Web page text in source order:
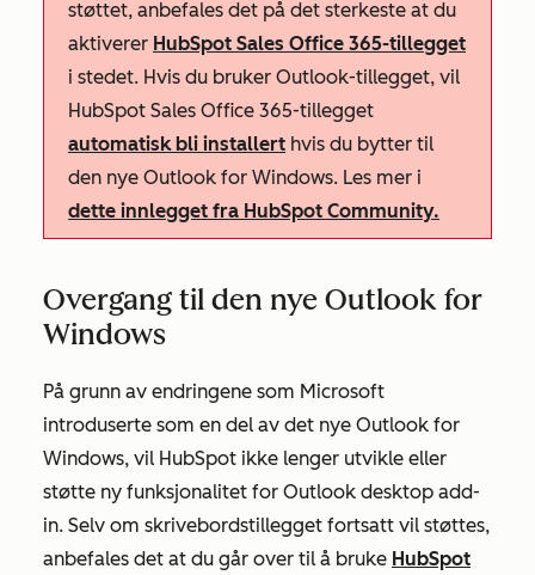
støttet, anbefales det på det sterkeste at du
aktiverer HubSpot Sales Office 365-tillegget
i stedet. Hvis du bruker Outlook-tillegget, vil
HubSpot Sales Office 365-tillegget
automatisk bli installert hvis du bytter til
den nye Outlook for Windows. Les mer i
dette innlegget fra HubSpot Community.
Overgang til den nye Outlook for
Windows
På grunn av endringene som Microsoft
introduserte som en del av det nye Outlook for
Windows, vil HubSpot ikke lenger utvikle eller
støtte ny funksjonalitet for Outlook desktop add-
in. Selv om skrivebordstillegget fortsatt vil støttes,
anbefales det at du går over til å bruke HubSpot